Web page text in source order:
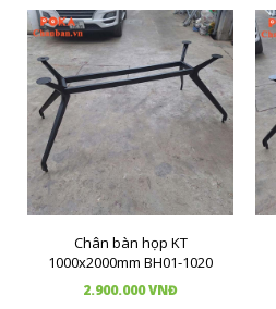
Chân bàn họp KT
1000x2000mm BH01-1020
2.900.000 VNĐ